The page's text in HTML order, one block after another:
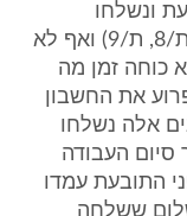
ונשלחו
לנתבעת סמוך לאחר ביצוע העבודה (ת/8, ת/9) ואף לא
כוחה זמן מה
את החשבון
אלה נשלחו
העבודה
התובעת עמדו
ששלחה